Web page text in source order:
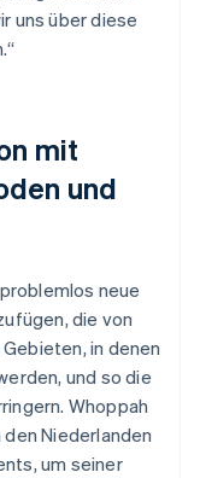
uns über diese
mit
und
neue
die von
in denen
und so die
Whoppah
Niederlanden
um seiner